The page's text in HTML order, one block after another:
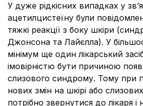
У дуже рідкісних випадках у
ацетилцистеїну були
тяжкі реакції з боку шкіри
Джонсона та Лайєлла). У
мінімум ще один лікарський
імовірністю бути причиною
слизового синдрому. Тому при
нових змін на шкірі або
потрібно звернутися до лікаря і